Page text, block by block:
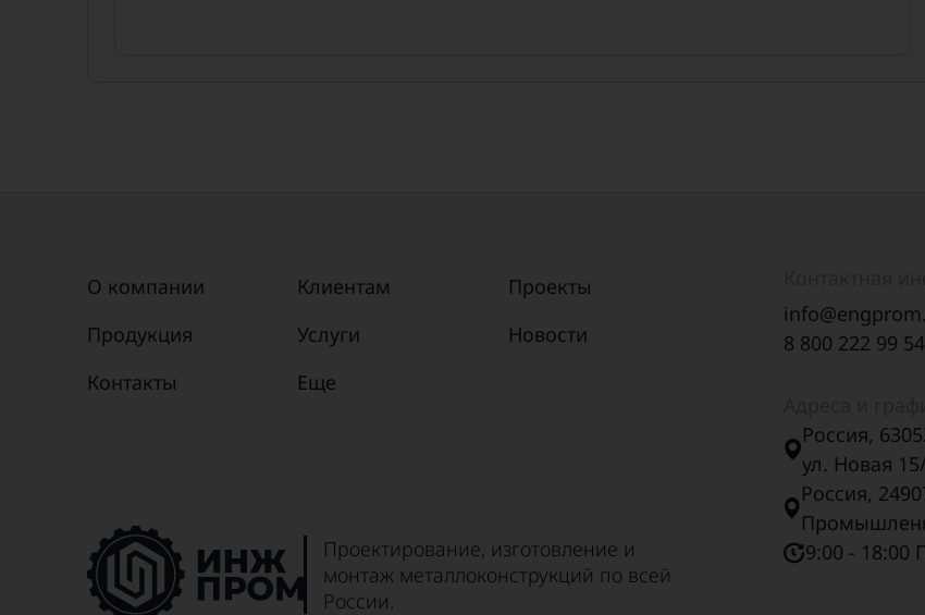
О компании Клиентам
Проекты
Продукция
Услуги
Новости
Контакты
Еще
Проектирование, изготовление и
монтаж металлоконструкций по всей
России.
8 800 222 99 54
Россия,
ул. Новая
Россия,
9:00 - 18:00